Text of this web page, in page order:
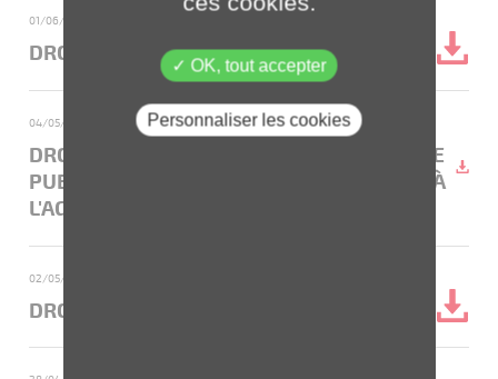
01/06/2023
DROITS DE VOTE AU 31 MAI 2023
04/05/2023 - Droits de vote et actions composant le capital social
DROITS DE VOTE AU 03 MAI 2023 (DATE DE
PUBLICATION BALO DE L'AVIS PRÉALABLE À
L'AG DU 20 JUIN 2023)
02/05/2023
DROITS DE VOTE AU 30 AVRIL 2023
OK, tout accepter
Personnaliser les cookies